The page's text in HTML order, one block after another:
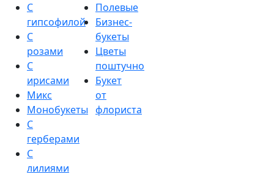
С
гипсофилой
С
розами
С
ирисами
Микс
Монобукеты
С
герберами
С
лилиями
Полевые
Бизнес-
букеты
Цветы
поштучно
Букет
от
флориста